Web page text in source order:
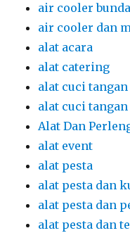
air cooler
air cooler dan
alat acara
alat catering
alat cuci tangan
alat cuci
Alat Dan
alat event
alat pesta
alat pesta dan
alat pesta dan
alat pesta dan